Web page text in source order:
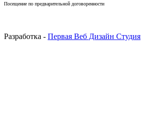
Посещение по предварительной договоренности
Разработка - Первая Веб Дизайн Студия